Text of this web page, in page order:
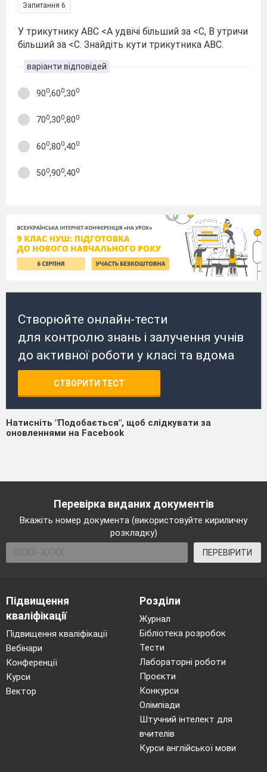
Запитання 6
У трикутнику АВС <А удвічі більший за <С, В утричи
більший за <С. Знайдіть кути трикутника АВС.
варіанти відповідей
900,600,300
700,300,800
600,800,400
500,900,400
Створюйте онлайн-тести
для контролю знань і залучення учнів
до активної роботи у класі та вдома
СТВОРИТИ ТЕСТ
Натисніть "Подобається", щоб слідкувати за
оновленнями на Facebook
Перевірка виданих документів
Вкажіть номер документа (використовуйте кириличну
розкладку)
ПЕРЕВІРИТИ
Підвищення
кваліфікації
Підвищення кваліфікації
Вебінари
Конференції
Курси
Вектор
Розділи
Журнал
Бібліотека розробок
Тести
Лабораторні роботи
Проєкти
Конкурси
Олімпіади
Штучний інтелект для
вчителів
Курси англійської мови